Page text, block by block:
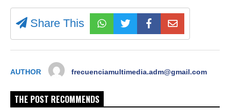
Share This
AUTHOR frecuenciamultimedia.adm@gmail.com
THE POST RECOMMENDS